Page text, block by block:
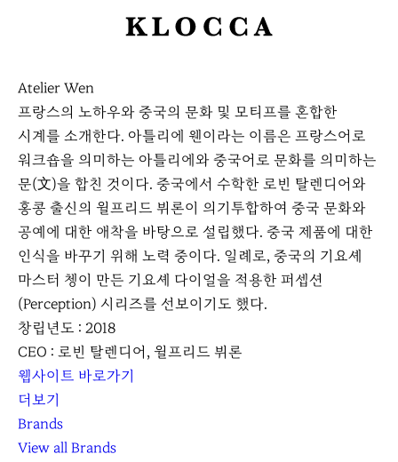
K
C
A
Atelier Wen
프랑스의 노하우와 중국의 문화 및 모티프를 혼합한
시계를 소개한다. 아틀리에 웬이라는 이름은 프랑스어로
워크숍을 의미하는 아틀리에와 중국어로 문화를 의미하는
문(文)을 합친 것이다. 중국에서 수학한 로빈 탈렌디어와
홍콩 출신의 윌프리드 뷔론이 의기투합하여 중국 문화와
공예에 대한 애착을 바탕으로 설립했다. 중국 제품에 대한
인식을 바꾸기 위해 노력 중이다. 일례로, 중국의 기요셰
마스터 쳉이 만든 기요셰 다이얼을 적용한 퍼셉션
(Perception) 시리즈를 선보이기도 했다.
창립년도 : 2018
CEO : 로빈 탈렌디어, 윌프리드 뷔론
웹사이트 바로가기
더보기
Brands
View all Brands